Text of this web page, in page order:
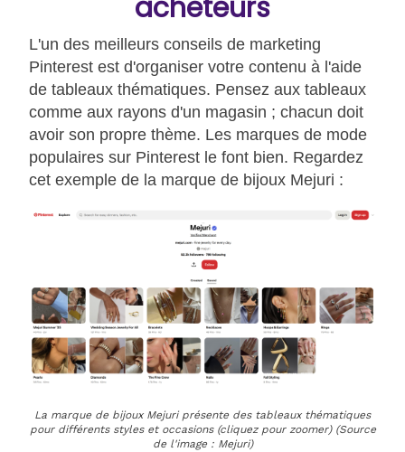
acheteurs
L'un des meilleurs conseils de marketing
Pinterest est d'organiser votre contenu à l'aide
de tableaux thématiques. Pensez aux tableaux
comme aux rayons d'un magasin ; chacun doit
avoir son propre thème. Les marques de mode
populaires sur Pinterest le font bien. Regardez
cet exemple de la marque de bijoux Mejuri :
La marque de bijoux Mejuri présente des tableaux thématiques
pour différents styles et occasions (cliquez pour zoomer) (Source
de l'image : Mejuri)